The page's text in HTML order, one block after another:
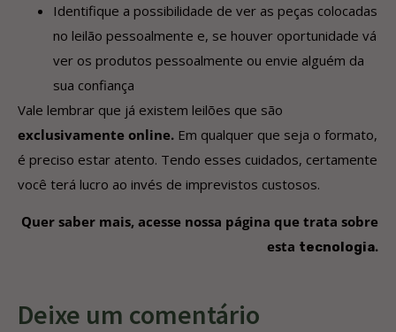
Identifique a possibilidade de ver as peças colocadas
no leilão pessoalmente e, se houver oportunidade vá
ver os produtos pessoalmente ou envie alguém da
sua confiança
Vale lembrar que já existem leilões que são
exclusivamente online. Em qualquer que seja o formato,
é preciso estar atento. Tendo esses cuidados, certamente
você terá lucro ao invés de imprevistos custosos.
Quer saber mais, acesse nossa página que trata sobre
esta tecnologia.
Deixe um comentário